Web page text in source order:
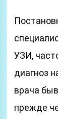
УЗИ,
диагноз
врача
прежде